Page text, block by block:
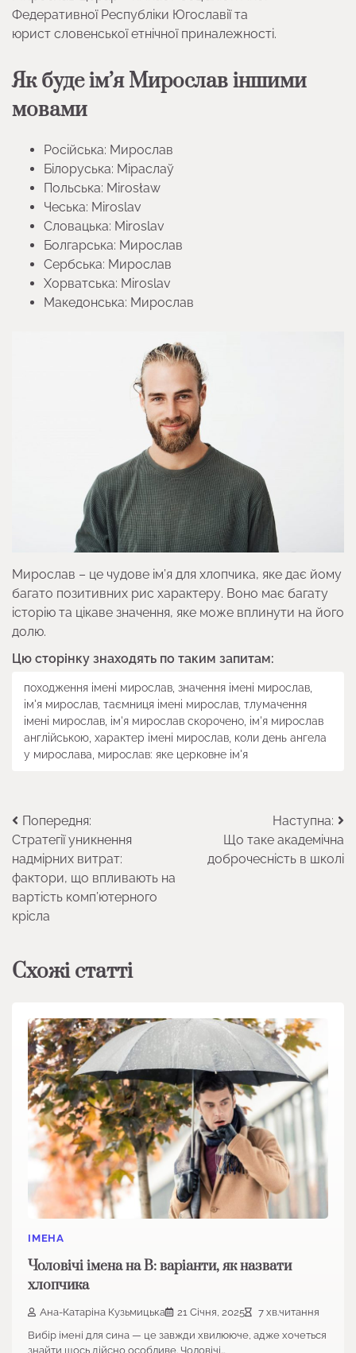
Федеративної Республіки Югославії та
юрист словенської етнічної приналежності.
Як буде ім’я Мирослав іншими
мовами
Російська: Мирослав
Білоруська: Міраслаў
Польська: Mirosław
Чеська: Miroslav
Словацька: Miroslav
Болгарська: Мирослав
Сербська: Мирослав
Хорватська: Miroslav
Македонська: Мирослав
Мирослав – це чудове ім’я для хлопчика, яке дає йому
багато позитивних рис характеру. Воно має багату
історію та цікаве значення, яке може вплинути на його
долю.
Цю сторінку знаходять по таким запитам:
походження імені мирослав, значення імені мирослав,
ім'я мирослав, таємниця імені мирослав, тлумачення
імені мирослав, ім'я мирослав скорочено, ім'я мирослав
англійською, характер імені мирослав, коли день ангела
у мирослава, мирослав: яке церковне ім'я
Навігація
записів
Попередня:
Стратегії уникнення
надмірних витрат:
фактори, що впливають на
вартість комп’ютерного
крісла
Наступна:
Що таке академічна
доброчесність в школі
Схожі статті
ІМЕНА
Чоловічі імена на В: варіанти, як назвати
хлопчика
Ана-Катаріна Кузьмицька 21 Січня, 2025
7 хв.читання
Вибір імені для сина — це завжди хвилююче, адже хочеться
знайти щось дійсно особливе. Чоловічі…